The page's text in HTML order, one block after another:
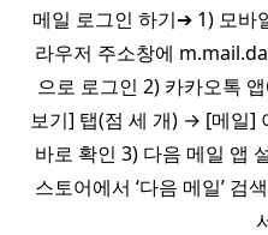
메일 로그인 하기➔ 1) 모바
라우저 주소창에
으로 로그인 2) 카카오톡
보기] 탭(점 세 개) → [메일]
바로 확인 3) 다음 메일 앱
스토어에서 ‘다음 메일’ 검